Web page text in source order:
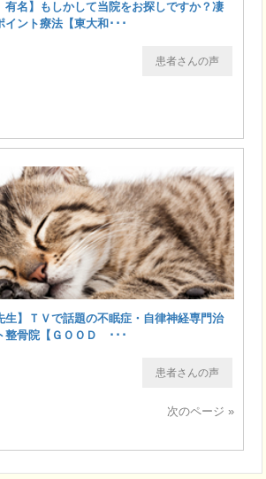
名】もしかして当院をお探しですか？凄
イント療法【東大和･･･
患者さんの声
生】ＴＶで話題の不眠症・自律神経専門治
整骨院【ＧＯＯＤ ･･･
患者さんの声
次のページ »